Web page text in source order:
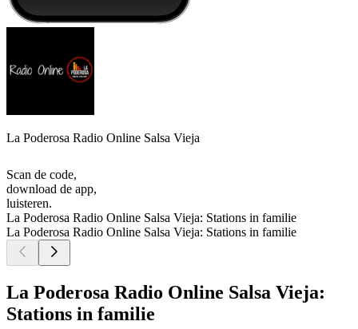
La Poderosa Radio Online Salsa Vieja
Scan de code,
download de app,
luisteren.
La Poderosa Radio Online Salsa Vieja: Stations in familie
La Poderosa Radio Online Salsa Vieja: Stations in familie
La Poderosa Radio Online Salsa Vieja:
Stations in familie